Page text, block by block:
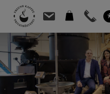
Skip
content